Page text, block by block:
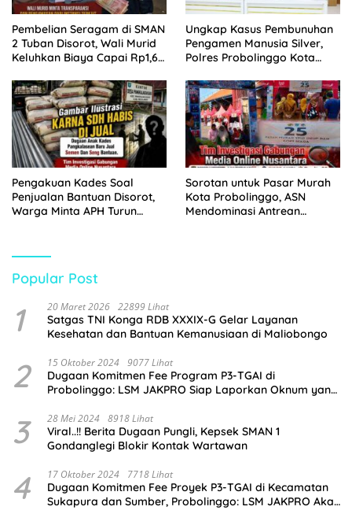
Pembelian Seragam di SMAN
2 Tuban Disorot, Wali Murid
Keluhkan Biaya Capai Rp1,6
Ungkap Kasus Pembunuhan
Pengamen Manusia Silver,
Polres Probolinggo Kota
Pengakuan Kades Soal
Penjualan Bantuan Disorot,
Warga Minta APH Turun
Sorotan untuk Pasar Murah
Kota Probolinggo, ASN
Mendominasi Antrean
Popular Post
1 20 Maret 2026 22899 Lihat
Satgas TNI Konga RDB XXXIX-G Gelar Layanan
Kesehatan dan Bantuan Kemanusiaan di Maliobongo
2 15 Oktober 2024 9077 Lihat
Dugaan Komitmen Fee Program P3-TGAI di
Probolinggo: LSM JAKPRO Siap Laporkan Oknum yang
3 28 Mei 2024 8918 Lihat
Viral..!! Berita Dugaan Pungli, Kepsek SMAN 1
Gondanglegi Blokir Kontak Wartawan
4 17 Oktober 2024 7718 Lihat
Dugaan Komitmen Fee Proyek P3-TGAI di Kecamatan
Sukapura dan Sumber, Probolinggo: LSM JAKPRO Akan